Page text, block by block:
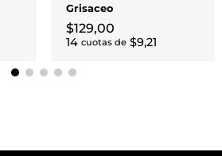
Grisaceo
$129,00
14 cuotas de $9,21